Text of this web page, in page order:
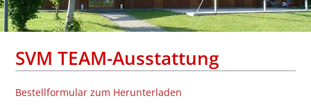
SVM TEAM-Ausstattung
Bestellformular zum Herunterladen